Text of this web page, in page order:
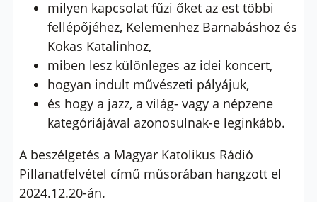
milyen kapcsolat fűzi őket az est többi
fellépőjéhez, Kelemenhez Barnabáshoz és
Kokas Katalinhoz,
miben lesz különleges az idei koncert,
hogyan indult művészeti pályájuk,
és hogy a jazz, a világ- vagy a népzene
kategóriájával azonosulnak-e leginkább.
A beszélgetés a Magyar Katolikus Rádió
Pillanatfelvétel című műsorában hangzott el
2024.12.20-án.